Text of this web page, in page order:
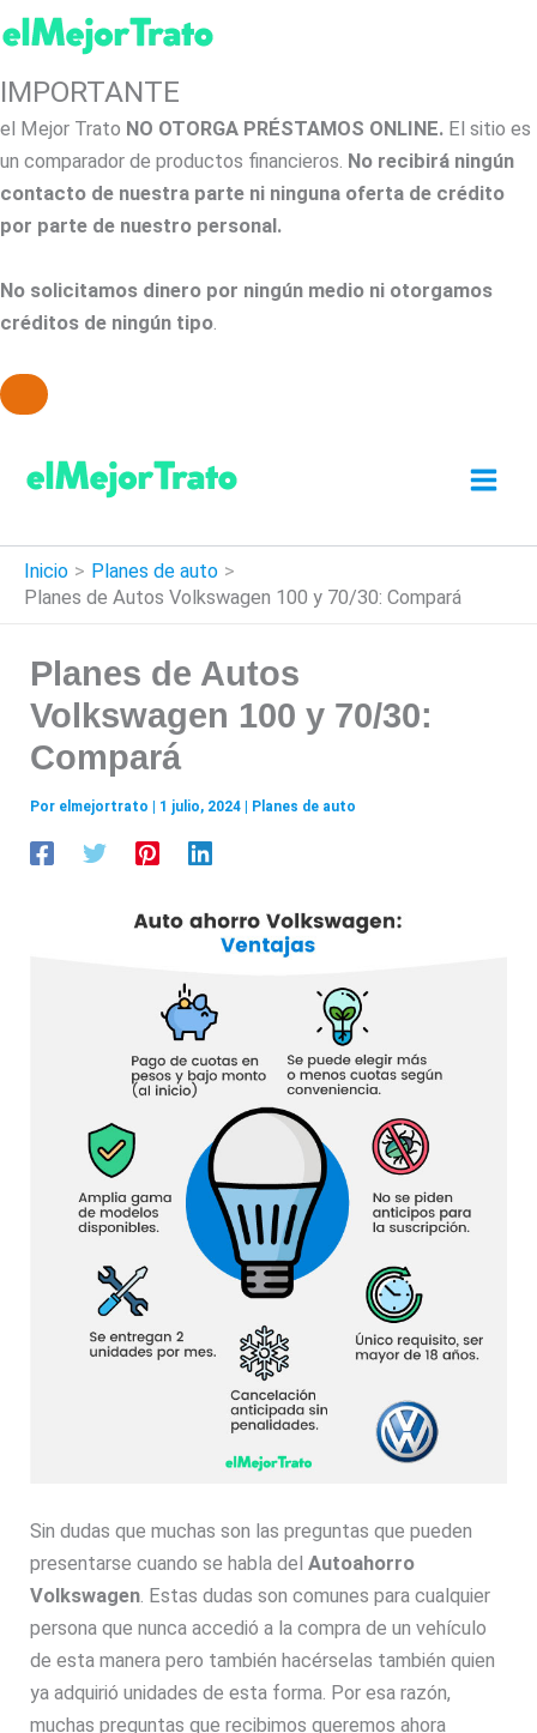
IMPORTANTE
el Mejor Trato NO OTORGA PRÉSTAMOS ONLINE. El sitio es
un comparador de productos financieros. No recibirá ningún
contacto de nuestra parte ni ninguna oferta de crédito
por parte de nuestro personal.
No solicitamos dinero por ningún medio ni otorgamos
créditos de ningún tipo.
contenido
Inicio
Planes de auto
Planes de Autos Volkswagen 100 y 70/30: Compará
Planes de Autos
Volkswagen 100 y 70/30:
Compará
Por elmejortrato 1 julio, 2024 Planes de auto
Sin dudas que muchas son las preguntas que pueden
presentarse cuando se habla delAutoahorro
Volkswagen. Estas dudas son comunes para cualquier
persona que nunca accedió a la compra de un vehículo
de esta manera pero también hacérselas también quien
ya adquirió unidades de esta forma. Por esa razón,
muchas preguntas que recibimos queremos ahora